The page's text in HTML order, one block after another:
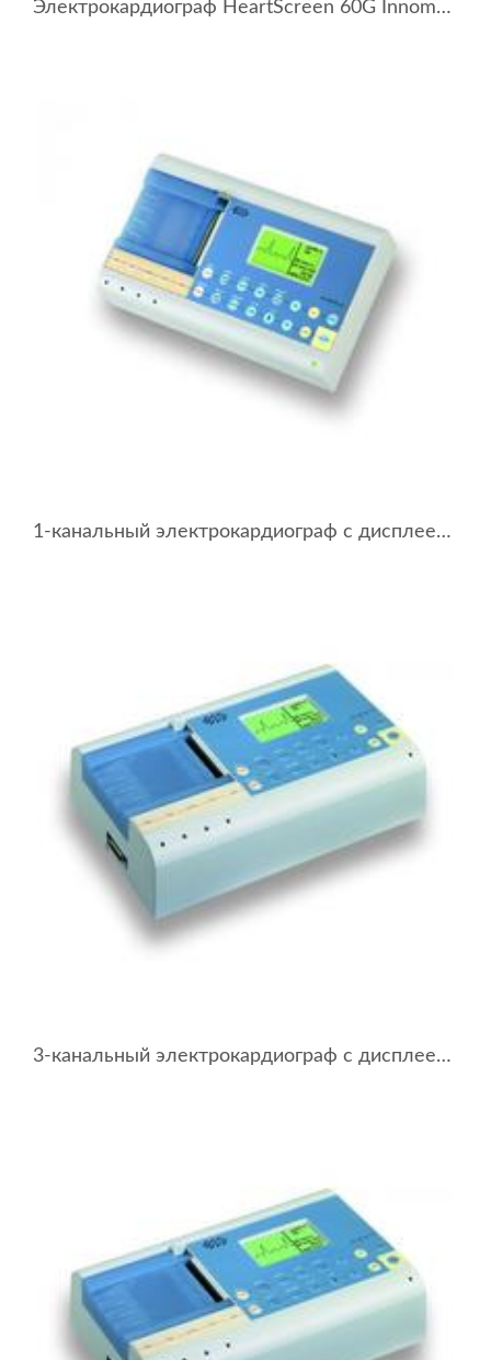
Электрокардиограф HeartScreen 60G Innomed Medical
1-канальный электрокардиограф с дисплеем BTL-08 SD1 ECG
3-канальный электрокардиограф с дисплеем BTL-08 SD3 ECG